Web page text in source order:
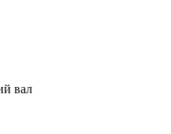
вал